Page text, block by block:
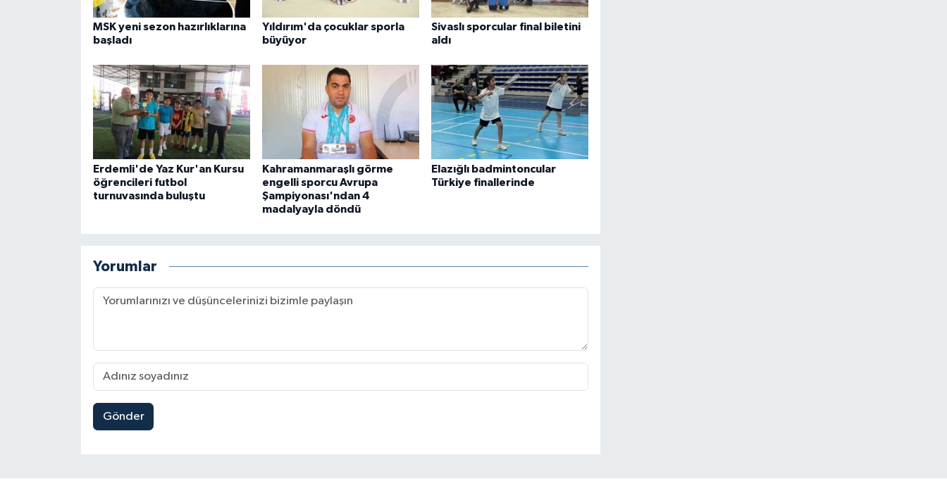
MSK yeni sezon hazırlıklarına
başladı
Yıldırım'da çocuklar sporla
büyüyor
Sivaslı sporcular final biletini
aldı
Erdemli'de Yaz Kur'an Kursu
öğrencileri futbol
turnuvasında buluştu
Kahramanmaraşlı görme
engelli sporcu Avrupa
Şampiyonası'ndan 4
madalyayla döndü
Elazığlı badmintoncular
Türkiye finallerinde
Yorumlar
Gönder